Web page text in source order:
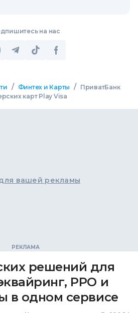
на нас
/ Финтех и Карты /
ПриватБанк
карт Play Visa
вашей рекламы
решений для
РРО и
в одном сервисе